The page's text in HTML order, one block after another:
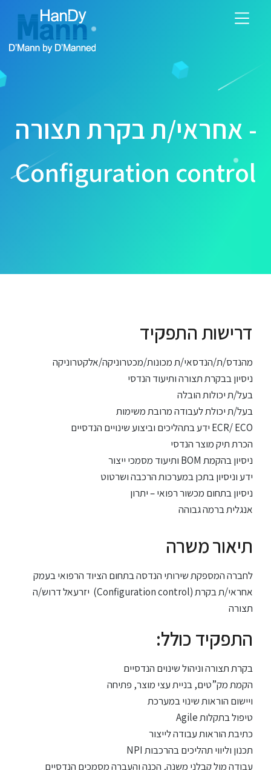
אחראי/ת בקרת תצורה -
Configuration control
דרישות התפקיד
מהנדס/ת/הנדסאי/ת מכונות/מכטרוניקה/אלקטרוניקה
ניסיון בבקרת תצורה ותיעוד הנדסי
בעל/ת יכולות הובלה
בעל/ת יכולת לעבודה מרובת משימות
ידע בתהליכים וביצוע שינויים הנדסיים ECR/ ECO
הכרת תיק מוצר הנדסי
ותיעוד מסמכי ייצור BOM ניסיון בהקמת
ידע וניסיון בתכן במערכות הרכבה ושרטוט
ניסיון בתחום מכשור רפואי – יתרון
אנגלית ברמה גבוהה
תיאור משרה
לחברה המספקת שירותי הנדסה בתחום הציוד הרפואי בעמק
יזרעאל דרוש/ה (Configuration control) אחראי/ת בקרת
תצורה
:התפקיד כולל
בקרת תצורה וניהול שינוים הנדסיים
הקמת מק”טים, בניית עצי מוצר, פתיחה
ויישום הוראות שינוי במערכת
Agile טיפול בתקלות
כתיבת הוראות עבודה לייצור
NPI תכנון וליווי תהליכים בהרכבות
עבודה מול קבלני משנה, הכנה והעברה מסמכים הנדסיים